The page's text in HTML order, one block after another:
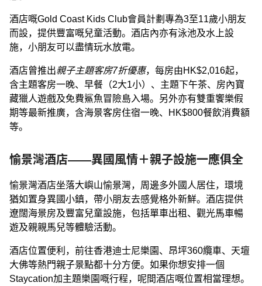
酒店嘅Gold Coast Kids Club會員計劃專為3至11歲小朋友
而設，提供豐富嘅兒童活動。酒店內亦有泳池及水上設
施，小朋友可以盡情玩水放電。
酒店曾推出親子主題客房7折優惠，每房由HK$2,016起，
含主題客房一晚、早餐（2大1小）、主題下午茶、房內寶
藏獵人遊戲及免費鯊魚冒險島入場。另外亦有雙重饗樂假
期等最新推廣，含海景客房住宿一晚、HK$800餐飲消費額
等。
愉景灣酒店——異國風情＋親子設施一應俱全
愉景灣酒店坐落大嶼山愉景灣，周邊多外國人居住，環境
猶如置身異國小鎮，帶小朋友去感覺格外新鮮。酒店提供
遼闊海景房及豐富兒童設施，包括單車出租、觀光馬車暢
遊及親親馬兒等體驗活動。
酒店位置便利，前往香港迪士尼樂園、昂坪360纜車、天壇
大佛等熱門親子景點都十分方便。如果你想安排一個
Staycation加主題樂園嘅行程，呢間酒店嘅位置相當理想。